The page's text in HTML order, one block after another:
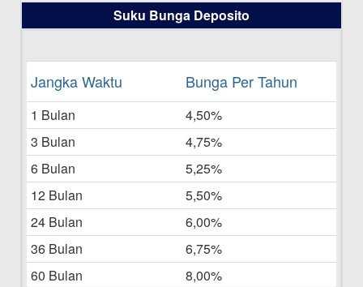
Daftar Pemenang Undian TAMASHA
Bulan Juni 2025
Daftar Pemenang Undian TAMASHA
Bulan Mei 2025
Laporan Keuangan Berkelanjutan
06-05-2025
Daftar Pemenang Undian TAMASHA
Bulan April 2025
15-04-2025
Pengumuman Nama Baru Perusahaan
Suku Bunga Deposito
Jangka Waktu Bunga Per Tahun
1 Bulan
4,50%
3 Bulan
4,75%
6 Bulan
5,25%
12 Bulan
5,50%
24 Bulan
6,00%
36 Bulan
6,75%
60 Bulan
8,00%